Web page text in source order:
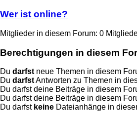
Wer ist online?
Mitglieder in diesem Forum: 0
Berechtigungen in diesem
Du darfstneue Themen in diesem
Du darfstAntworten zu Themen in
Du darfst deine Beiträge in diesem
Du darfst deine Beiträge in diesem
Du darfst keine Dateianhänge in